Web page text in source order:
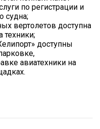
по регистрации и
судна;
вертолетов доступна
техники;
доступны
авиатехники на